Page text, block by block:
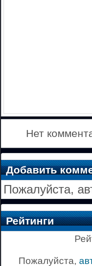
Нет
Добавить
Пожалуйста,
Рейтинги
Пожалуйста,